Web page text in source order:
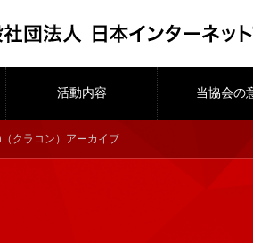
活動内容 当協会の
クラコン）アーカイブ